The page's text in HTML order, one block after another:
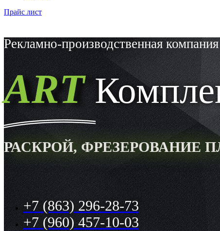
Прайс лист
Рекламно-производственная компания
ART
РАСКРОЙ, ФРЕЗЕРОВАНИЕ
+7 (863) 296-28-73
+7 (960) 457-10-03